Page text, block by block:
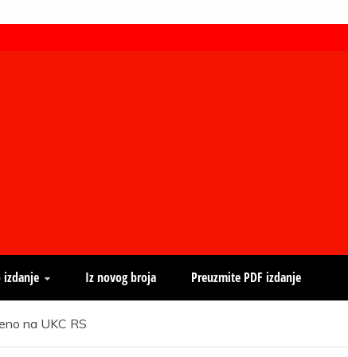
izdanje Iz novog broja Preuzmite PDF izdanje
na UKC RS